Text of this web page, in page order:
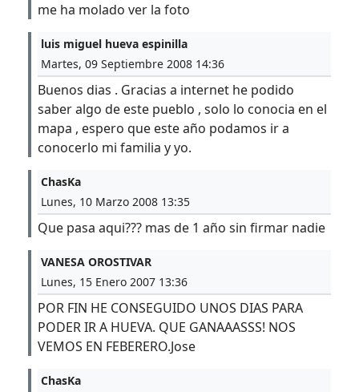
me ha molado ver la foto
luis miguel hueva espinilla
Martes, 09 Septiembre 2008 14:36
Buenos dias . Gracias a internet he podido
saber algo de este pueblo , solo lo conocia en el
mapa , espero que este año podamos ir a
conocerlo mi familia y yo.
ChasKa
Lunes, 10 Marzo 2008 13:35
Que pasa aqui??? mas de 1 año sin firmar nadie
VANESA OROSTIVAR
Lunes, 15 Enero 2007 13:36
POR FIN HE CONSEGUIDO UNOS DIAS PARA
PODER IR A HUEVA. QUE GANAAASSS! NOS
VEMOS EN FEBERERO.Jose
ChasKa